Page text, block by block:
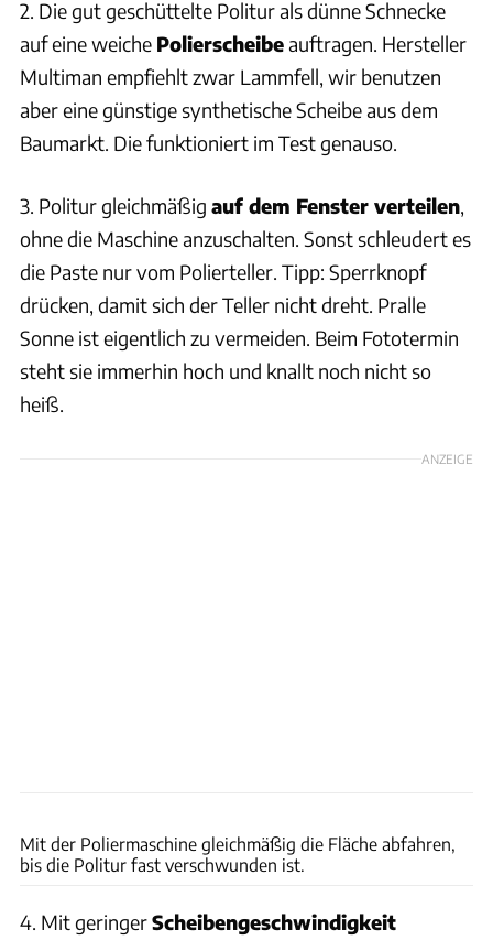
2. Die gut geschüttelte Politur als dünne Schnecke
auf eine weiche Polierscheibeauftragen. Hersteller
Multiman empfiehlt zwar Lammfell, wir benutzen
aber eine günstige synthetische Scheibe aus dem
Baumarkt. Die funktioniert im Test genauso.
3. Politur gleichmäßig auf dem Fenster verteilen,
ohne die Maschine anzuschalten. Sonst schleudert es
die Paste nur vom Polierteller. Tipp: Sperrknopf
drücken, damit sich der Teller nicht dreht. Pralle
Sonne ist eigentlich zu vermeiden. Beim Fototermin
steht sie immerhin hoch und knallt noch nicht so
heiß.
ANZEIGE
Mit der Poliermaschine gleichmäßig die Fläche abfahren,
bis die Politur fast verschwunden ist.
4. Mit geringerScheibengeschwindigkeit